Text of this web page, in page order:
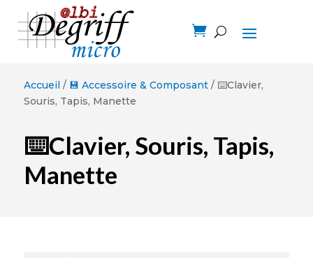

Accueil / 💾 Accessoire & Composant/ ⌨️Clavier,
Souris, Tapis, Manette
⌨️Clavier, Souris, Tapis,
Manette